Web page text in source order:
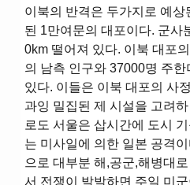
이북의 반격은 두가지로 예상
된 1만여문의 대포이다. 군사
0km 떨어져 있다. 이북 대포
의 남측 인구와 37000명 주
있다. 이들은 이북 대포의 사
과잉 밀집된 제 시설을 고려
로도 서울은 삽시간에 도시
는 미사일에 의한 일본 공격
으로 대부분 해,공군,해병대
서 전쟁이 발발하면 주일 미